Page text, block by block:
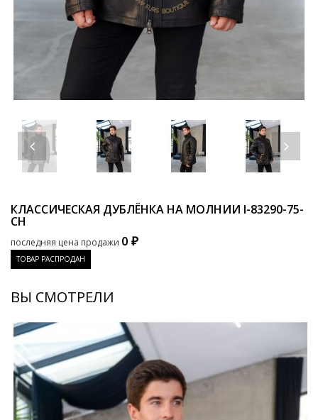
КЛАССИЧЕСКАЯ ДУБЛЁНКА НА МОЛНИИ I-83290-75-
CH
последняя цена продажи 0 ₽
ТОВАР РАСПРОДАН
ВЫ СМОТРЕЛИ